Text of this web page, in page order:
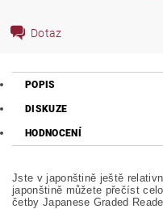
Dotaz
POPIS
DISKUZE
HODNOCENÍ
Jste v japonštině ještě
japonštině můžete přečíst
četby Japanese Graded